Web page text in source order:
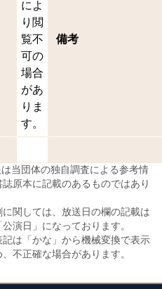
によ
り閲
覧不
可の
場合
があ
りま
す。
備考
当団体の独自調査による参考情
原本に記載のあるものではあり
関しては、放送日の欄の記載は
公演日」になっております。
は「かな」から機械変換で表示
不正確な場合があります。